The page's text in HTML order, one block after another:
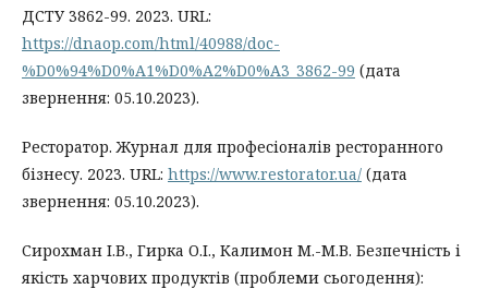
ДСТУ 3862-99. 2023. URL:
https://dnaop.com/html/40988/doc-
%D0%94%D0%A1%D0%A2%D0%A3_3862-99 (дата
звернення: 05.10.2023).
Ресторатор. Журнал для професіоналів ресторанного
бізнесу. 2023. URL: https://www.restorator.ua/ (дата
звернення: 05.10.2023).
Сирохман І.В., Гирка О.І., Калимон М.-М.В. Безпечність і
якість харчових продуктів (проблеми сьогодення):